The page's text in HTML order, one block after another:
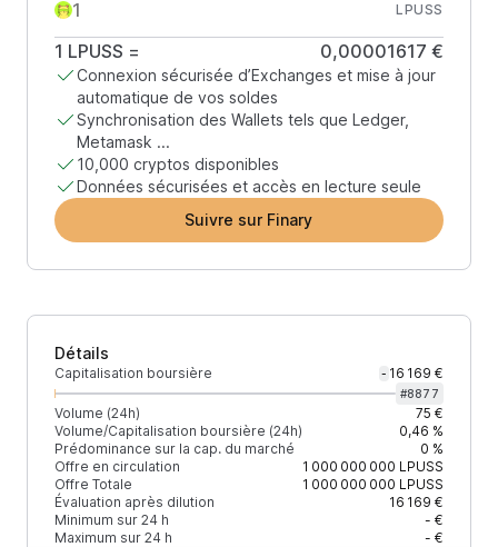
LPUSS
1 LPUSS = 0,00001617 €
Connexion sécurisée d’Exchanges et mise à jour
automatique de vos soldes
Synchronisation des Wallets tels que Ledger,
Metamask ...
10,000 cryptos disponibles
Données sécurisées et accès en lecture seule
Suivre sur Finary
Détails
Capitalisation boursière - 16 169 €
#8877
Volume (24h)
75 €
Volume/Capitalisation boursière (24h)
0,46 %
Prédominance sur la cap. du marché
0 %
Offre en circulation
1 000 000 000 LPUSS
Offre Totale
1 000 000 000 LPUSS
Évaluation après dilution
16 169 €
Minimum sur 24 h
- €
Maximum sur 24 h
- €